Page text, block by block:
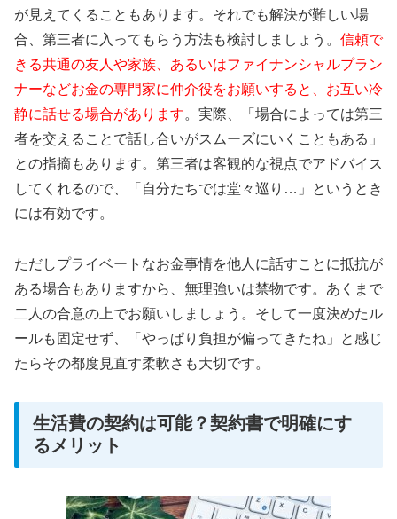
が見えてくることもあります。それでも解決が難しい場
合、第三者に入ってもらう方法も検討しましょう。 信頼で
きる共通の友人や家族、あるいはファイナンシャルプラン
ナーなどお金の専門家に仲介役をお願いすると、お互い冷
静に話せる場合があります。実際、「場合によっては第三
者を交えることで話し合いがスムーズにいくこともある」
との指摘もあります。第三者は客観的な視点でアドバイス
してくれるので、「自分たちでは堂々巡り…」というとき
には有効です。
ただしプライベートなお金事情を他人に話すことに抵抗が
ある場合もありますから、無理強いは禁物です。あくまで
二人の合意の上でお願いしましょう。そして一度決めたル
ールも固定せず、「やっぱり負担が偏ってきたね」と感じ
たらその都度見直す柔軟さも大切です。
生活費の契約は可能？契約書で明確にす
るメリット